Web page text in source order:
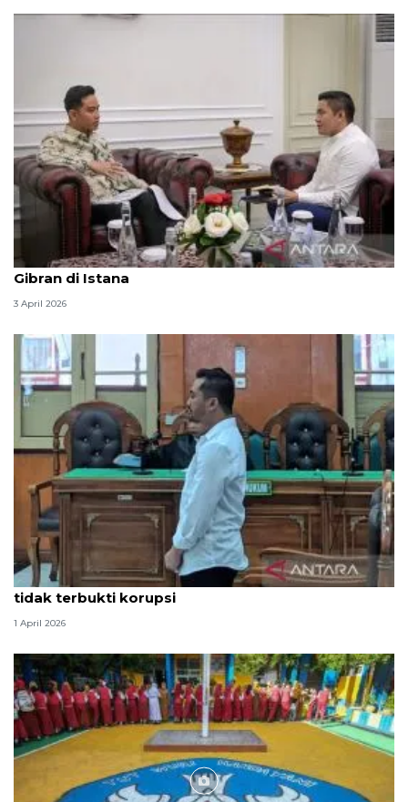
Seskab Teddy silaturahmi Idul Fitri ke Wapres
Gibran di Istana
3 April 2026
Hakim PN Medan vonis bebas Amsal Sitepu karena
tidak terbukti korupsi
1 April 2026